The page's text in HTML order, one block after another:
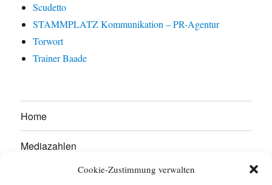
Cookie-Zustimmung verwalten
Scudetto
STAMMPLATZ Kommunikation – PR-Agentur
Torwort
Trainer Baade
Home
Mediazahlen
Werben Sie hier!